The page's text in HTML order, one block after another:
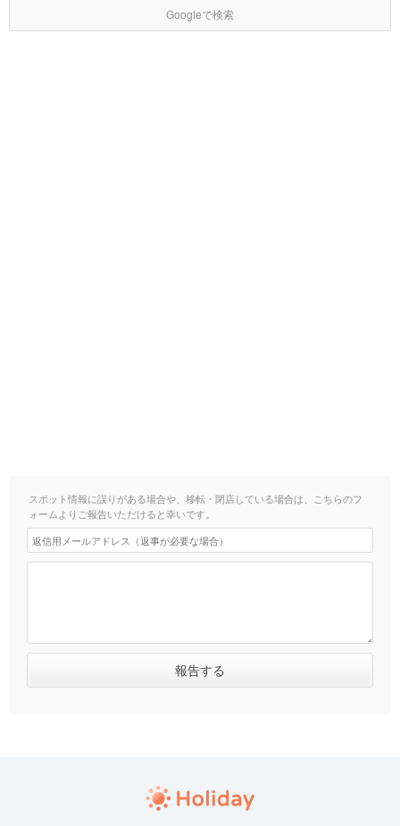
Googleで検索
スポット情報に誤りがある場合や、移転・閉店している場合は、こちらのフ
ォームよりご報告いただけると幸いです。